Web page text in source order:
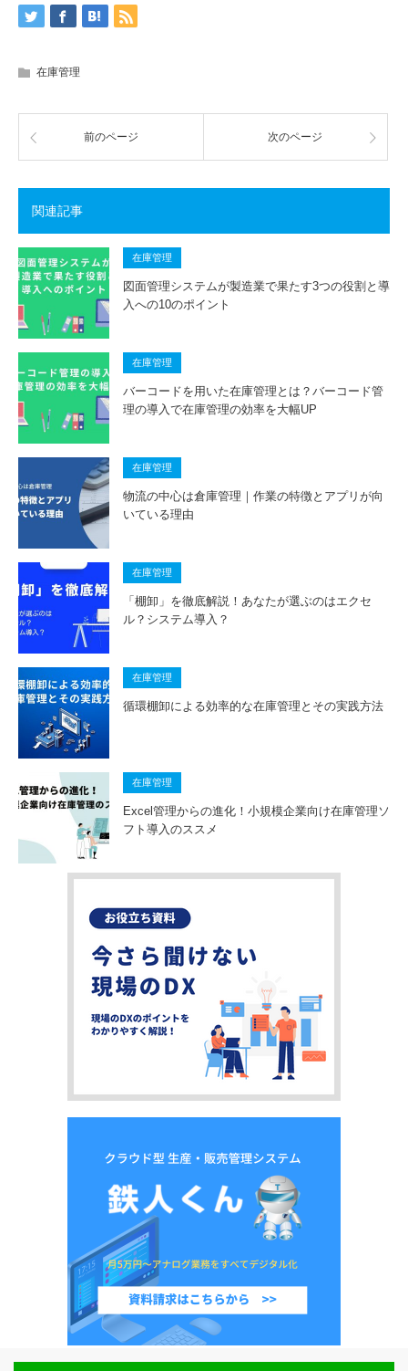
在庫管理
前のページ 次のページ
関連記事
在庫管理
図面管理システムが製造業で果たす3つの役割と導
入への10のポイント
在庫管理
バーコードを用いた在庫管理とは？バーコード管
理の導入で在庫管理の効率を大幅UP
在庫管理
物流の中心は倉庫管理｜作業の特徴とアプリが向
いている理由
在庫管理
「棚卸」を徹底解説！あなたが選ぶのはエクセ
ル？システム導入？
在庫管理
循環棚卸による効率的な在庫管理とその実践方法
在庫管理
Excel管理からの進化！小規模企業向け在庫管理ソ
フト導入のススメ